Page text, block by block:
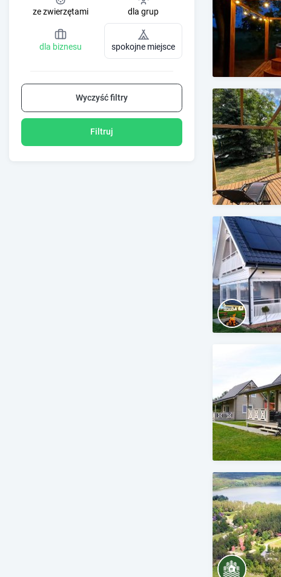
ze zwierzętami dla grup
dla biznesu spokojne miejsce
Wyczyść filtry
Filtruj